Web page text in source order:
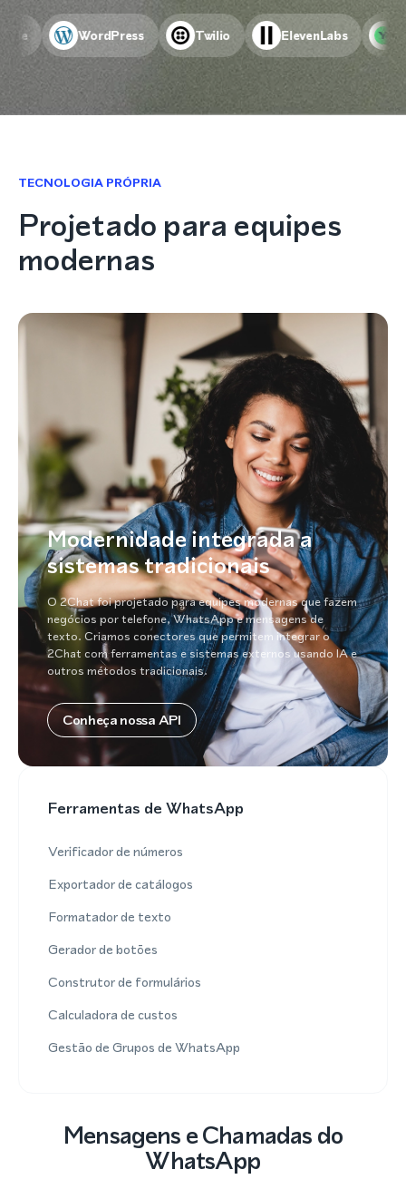
Twilio ElevenLabs YouCanBookMe
TECNOLOGIA PRÓPRIA
Projetado para equipes
modernas
Modernidade integrada a
sistemas tradicionais
O 2Chat foi projetado para equipes modernas que fazem
negócios por telefone, WhatsApp e mensagens de
texto. Criamos conectores que permitem integrar o
2Chat com ferramentas e sistemas externos usando IA e
outros métodos tradicionais.
Conheça nossa API
Ferramentas de WhatsApp
Verificador de números
Exportador de catálogos
Formatador de texto
Gerador de botões
Construtor de formulários
Calculadora de custos
Gestão de Grupos de WhatsApp
Mensagens e Chamadas do
WhatsApp